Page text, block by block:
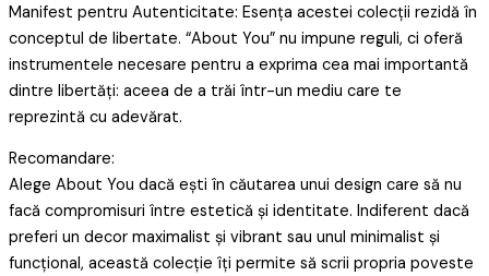
Manifest pentru Autenticitate: Esența acestei colecții rezidă în
conceptul de libertate. “About You” nu impune reguli, ci oferă
instrumentele necesare pentru a exprima cea mai importantă
dintre libertăți: aceea de a trăi într-un mediu care te
reprezintă cu adevărat.
Recomandare:
Alege About You dacă ești în căutarea unui design care să nu
facă compromisuri între estetică și identitate. Indiferent dacă
preferi un decor maximalist și vibrant sau unul minimalist și
funcțional, această colecție îți permite să scrii propria poveste